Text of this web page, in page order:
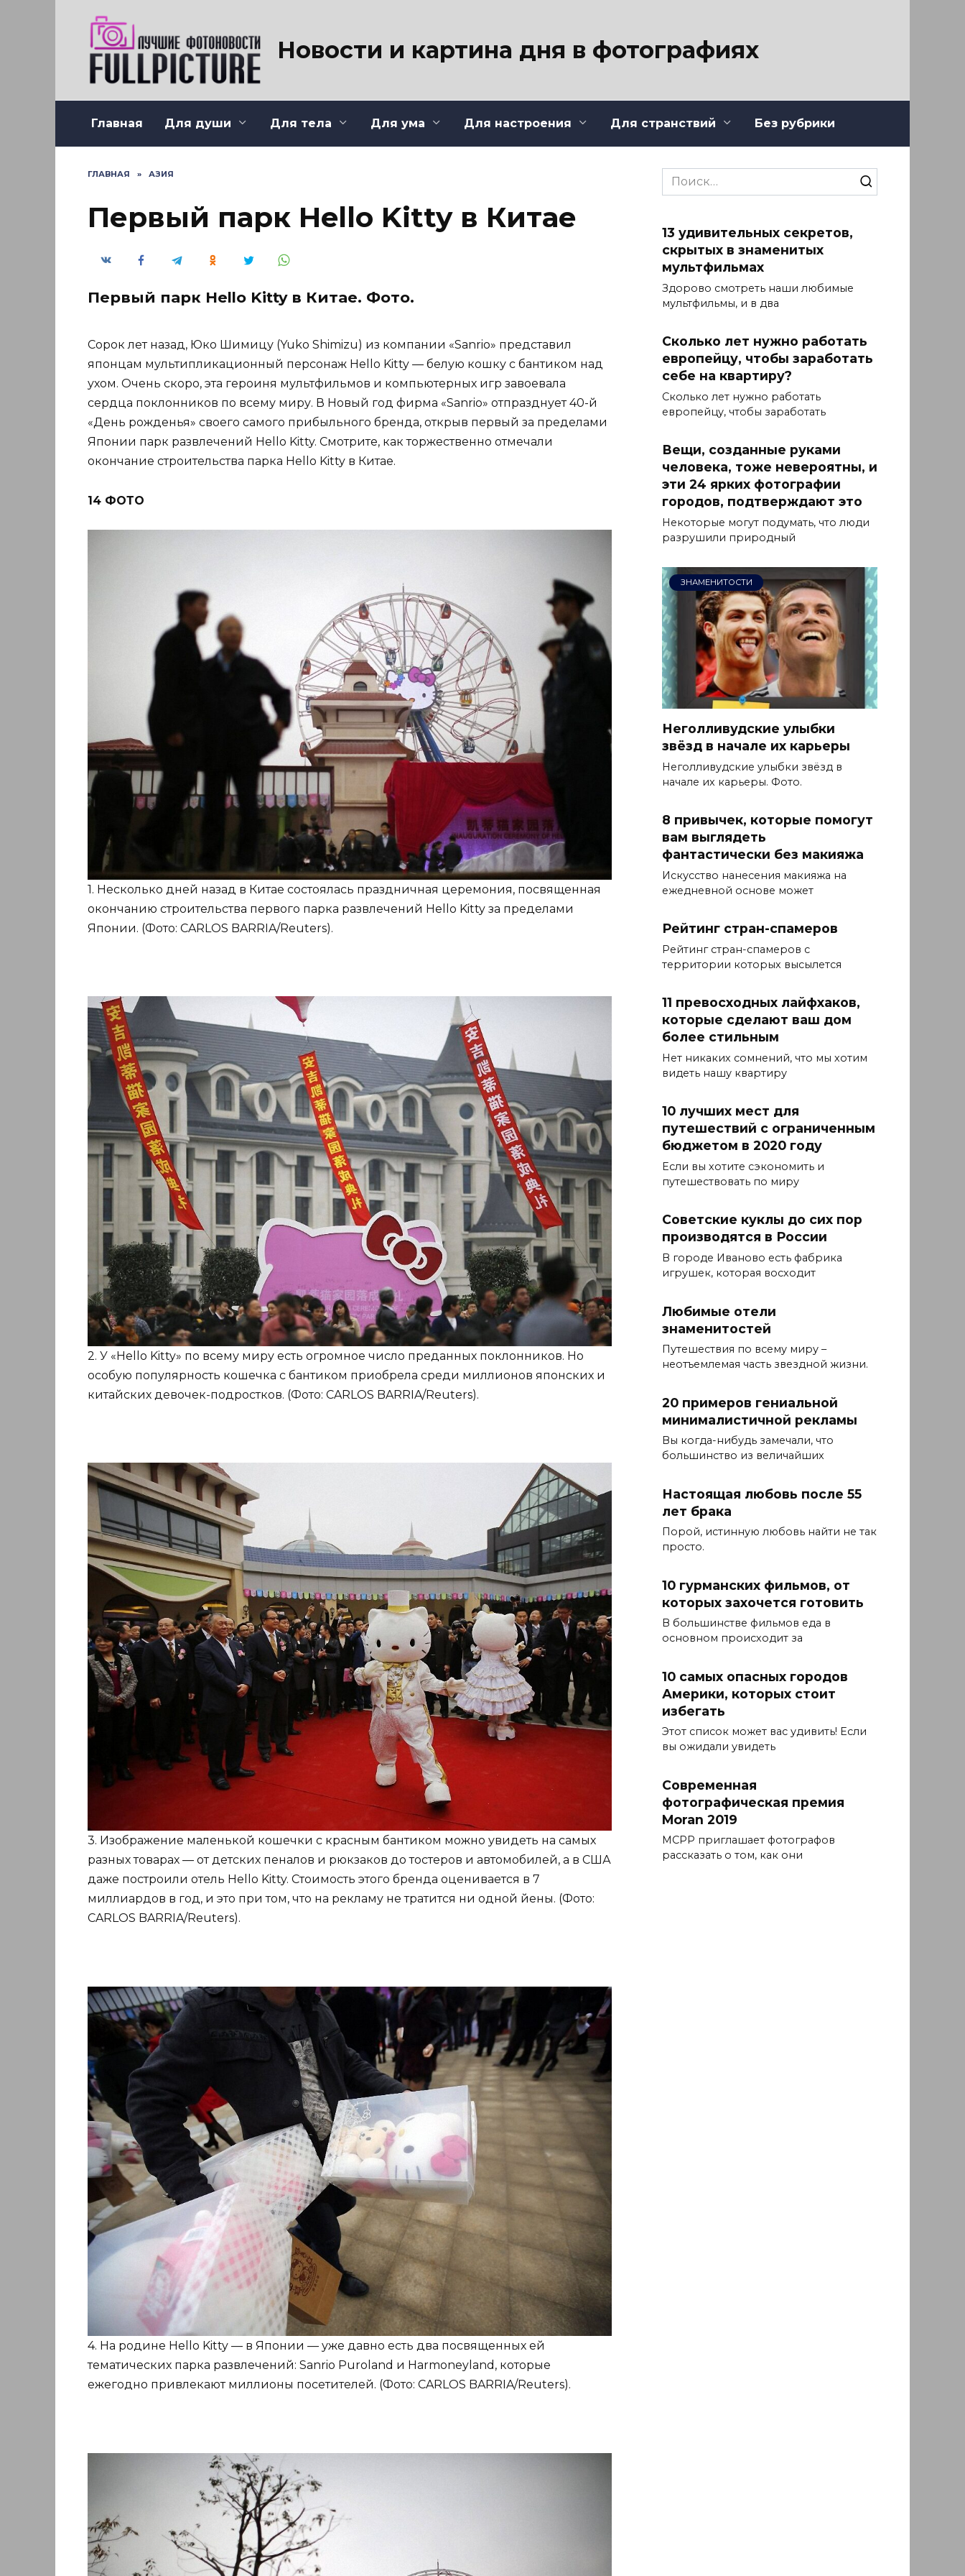
Новости и картина дня в фотографиях
Главная Для души Для тела Для ума Для настроения Для странствий Без рубрики
ГЛАВНАЯ » АЗИЯ
Первый парк Hello Kitty в Китае
Первый парк Hello Kitty в Китае. Фото.
Сорок лет назад, Юко Шимицу (Yuko Shimizu) из компании «Sanrio» представил
японцам мультипликационный персонаж Hello Kitty — белую кошку с бантиком над
ухом. Очень скоро, эта героиня мультфильмов и компьютерных игр завоевала
сердца поклонников по всему миру. В Новый год фирма «Sanrio» отпразднует 40-й
«День рожденья» своего самого прибыльного бренда, открыв первый за пределами
Японии парк развлечений Hello Kitty. Смотрите, как торжественно отмечали
окончание строительства парка Hello Kitty в Китае.
14 ФОТО
1. Несколько дней назад в Китае состоялась праздничная церемония, посвященная
окончанию строительства первого парка развлечений Hello Kitty за пределами
Японии. (Фото: CARLOS BARRIA/Reuters).
2. У «Hello Kitty» по всему миру есть огромное число преданных поклонников. Но
особую популярность кошечка с бантиком приобрела среди миллионов японских и
китайских девочек-подростков. (Фото: CARLOS BARRIA/Reuters).
3. Изображение маленькой кошечки с красным бантиком можно увидеть на самых
разных товарах — от детских пеналов и рюкзаков до тостеров и автомобилей, а в США
даже построили отель Hello Kitty. Стоимость этого бренда оценивается в 7
миллиардов в год, и это при том, что на рекламу не тратится ни одной йены. (Фото:
CARLOS BARRIA/Reuters).
4. На родине Hello Kitty — в Японии — уже давно есть два посвященных ей
тематических парка развлечений: Sanrio Puroland и Harmoneyland, которые
ежегодно привлекают миллионы посетителей. (Фото: CARLOS BARRIA/Reuters).
Search
for:
13 удивительных секретов,
скрытых в знаменитых
мультфильмах
Здорово смотреть наши любимые
мультфильмы, и в два
Сколько лет нужно работать
европейцу, чтобы заработать
себе на квартиру?
Сколько лет нужно работать
европейцу, чтобы заработать
Вещи, созданные руками
человека, тоже невероятны, и
эти 24 ярких фотографии
городов, подтверждают это
Некоторые могут подумать, что люди
разрушили природный
ЗНАМЕНИТОСТИ
Неголливудские улыбки
звёзд в начале их карьеры
Неголливудские улыбки звёзд в
начале их карьеры. Фото.
8 привычек, которые помогут
вам выглядеть
фантастически без макияжа
Искусство нанесения макияжа на
ежедневной основе может
Рейтинг стран-спамеров
Рейтинг стран-спамеров с
территории которых высылется
11 превосходных лайфхаков,
которые сделают ваш дом
более стильным
Нет никаких сомнений, что мы хотим
видеть нашу квартиру
10 лучших мест для
путешествий с ограниченным
бюджетом в 2020 году
Если вы хотите сэкономить и
путешествовать по миру
Советские куклы до сих пор
производятся в России
В городе Иваново есть фабрика
игрушек, которая восходит
Любимые отели
знаменитостей
Путешествия по всему миру –
неотъемлемая часть звездной жизни.
20 примеров гениальной
минималистичной рекламы
Вы когда-нибудь замечали, что
большинство из величайших
Настоящая любовь после 55
лет брака
Порой, истинную любовь найти не так
просто.
10 гурманских фильмов, от
которых захочется готовить
В большинстве фильмов еда в
основном происходит за
10 самых опасных городов
Америки, которых стоит
избегать
Этот список может вас удивить! Если
вы ожидали увидеть
Современная
фотографическая премия
Moran 2019
MCPP приглашает фотографов
рассказать о том, как они